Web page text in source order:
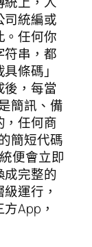
司統編或
。任何你
符串，都
條碼」
後，每當
簡訊、備
，任何商
簡短代碼
便會立即
成完整的
運行，
App，